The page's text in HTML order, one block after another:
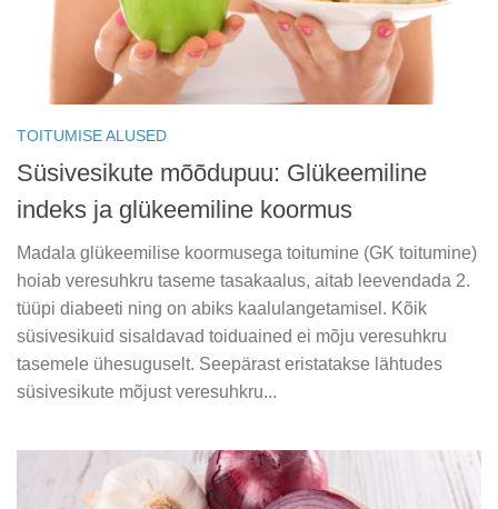
TOITUMISE ALUSED
Süsivesikute mõõdupuu: Glükeemiline
indeks ja glükeemiline koormus
Madala glükeemilise koormusega toitumine (GK toitumine)
hoiab veresuhkru taseme tasakaalus, aitab leevendada 2.
tüüpi diabeeti ning on abiks kaalulangetamisel. Kõik
süsivesikuid sisaldavad toiduained ei mõju veresuhkru
tasemele ühesuguselt. Seepärast eristatakse lähtudes
süsivesikute mõjust veresuhkru...